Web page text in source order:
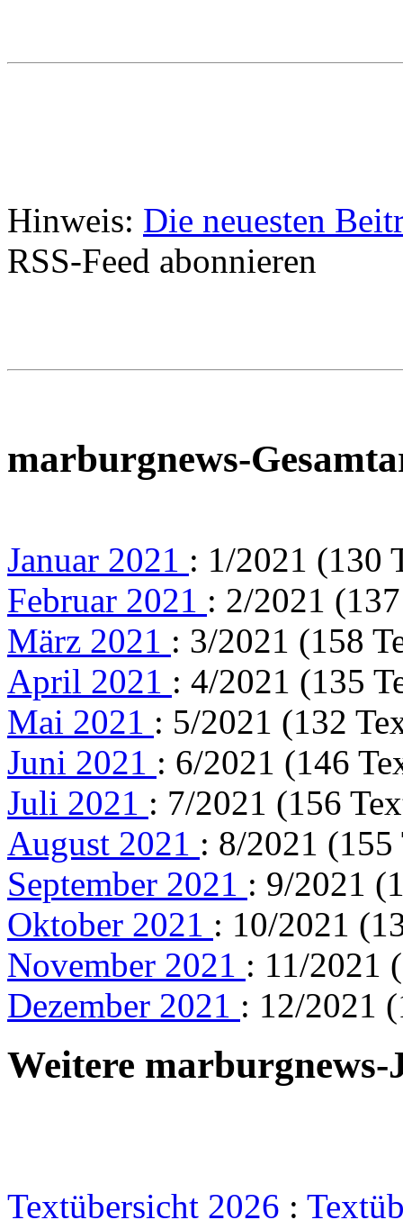
Hinweis: Die neuesten
RSS-Feed abonnieren
marburgnews-
Januar 2021 : 1/2021 (130
Februar 2021 : 2/2021
März 2021 : 3/2021 (158
April 2021 : 4/2021 (135
Mai 2021 : 5/2021 (132
Juni 2021 : 6/2021 (146
Juli 2021 : 7/2021 (156
August 2021 : 8/2021 (155
September 2021 : 9/2021
Oktober 2021 : 10/2021
November 2021 : 11/2021
Dezember 2021 : 12/2021
Weitere marburgnews-
Textübersicht 2026 :